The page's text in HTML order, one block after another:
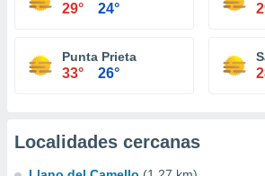
29° 24°
Punta Prieta
33° 26°
Localidades cercanas